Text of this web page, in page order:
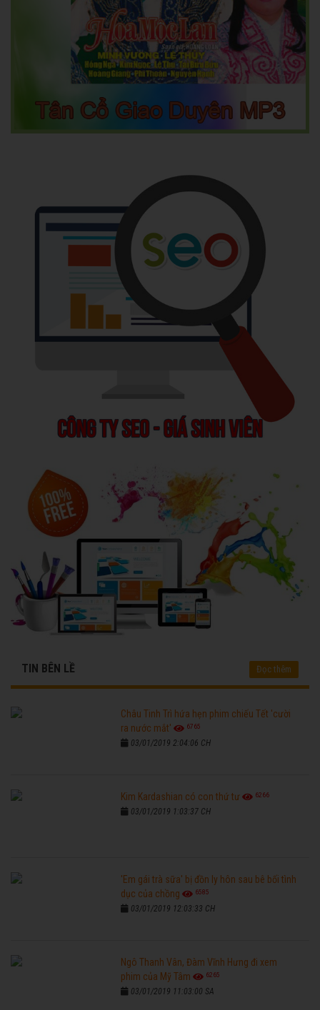
TIN BÊN LỀ Đọc thêm
Châu Tinh Trì hứa hẹn phim chiếu Tết 'cười
ra nước mắt'
6765
03/01/2019 2:04:06 CH
Kim Kardashian có con thứ tư 6266
03/01/2019 1:03:37 CH
'Em gái trà sữa' bị đồn ly hôn sau bê bối tình
dục của chồng
6585
03/01/2019 12:03:33 CH
Ngô Thanh Vân, Đàm Vĩnh Hưng đi xem
phim của Mỹ Tâm
6265
03/01/2019 11:03:00 SA